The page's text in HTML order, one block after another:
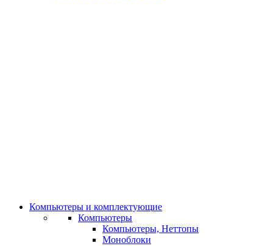
Компьютеры и комплектующие
Компьютеры
Компьютеры, Неттопы
Моноблоки